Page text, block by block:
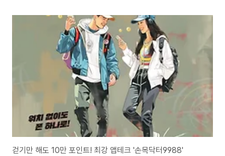
부터 걷기 목표 달성 시 ‘티머니GO’ 마일리지 제공출퇴근·통학·장보기 걷기 습
관과 대중교통 이용을 자연스럽게 연결✔ 최초 연동 시 1,000 마일리지 제공
(12월 한정)손목닥터9988 참여자가 **티머니GO와 회원 정보 최초 연동 시
1,000 마일리지(1M = 1원)**를 받을 수 있습니다.✔ 매일 8,000보 달성..
걷기만 해도 10만 포인트! 최강 앱테크 '손목닥터9988'